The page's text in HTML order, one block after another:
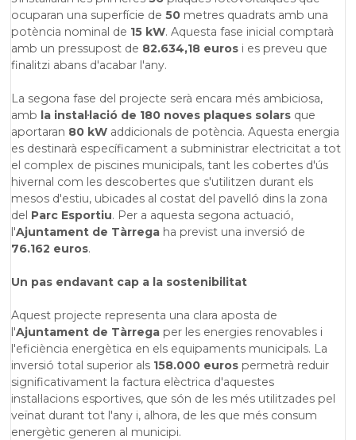
ocuparan una superfície de50 metres quadrats amb una
potència nominal de 15 kW. Aquesta fase inicial comptarà
amb un pressupost de 82.634,18 euros i es preveu que
finalitzi abans d'acabar l'any.
La segona fase del projecte serà encara més ambiciosa,
amb la instal·lació de 180 noves plaques solars que
aportaran 80 kW addicionals de potència. Aquesta energia
es destinarà específicament a subministrar electricitat a tot
el complex de piscines municipals, tant les cobertes d'ús
hivernal com les descobertes que s'utilitzen durant els
mesos d'estiu, ubicades al costat del pavelló dins la zona
del Parc Esportiu. Per a aquesta segona actuació,
l'Ajuntament de Tàrrega ha previst una inversió de
76.162 euros.
Un pas endavant cap a la sostenibilitat
Aquest projecte representa una clara aposta de
l'Ajuntament de Tàrrega per les energies renovables i
l'eficiència energètica en els equipaments municipals. La
inversió total superior als 158.000 euros permetrà reduir
significativament la factura elèctrica d'aquestes
instal·lacions esportives, que són de les més utilitzades pel
veïnat durant tot l'any i, alhora, de les que més consum
energètic generen al municipi.